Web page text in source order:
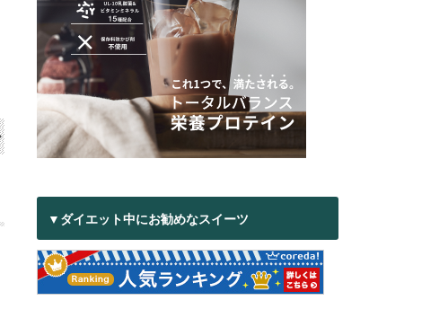
▼ダイエット中にお勧めなスイーツ